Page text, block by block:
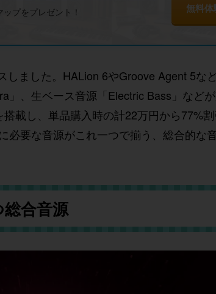
プをプレゼント！
無料
ました。HALion 6やGroove Agent 5な
、生ベース音源「Electric Bass」など
載し、単品購入時の計22万円から77%割
要な音源がこれ一つで揃う、総合的な
合音源